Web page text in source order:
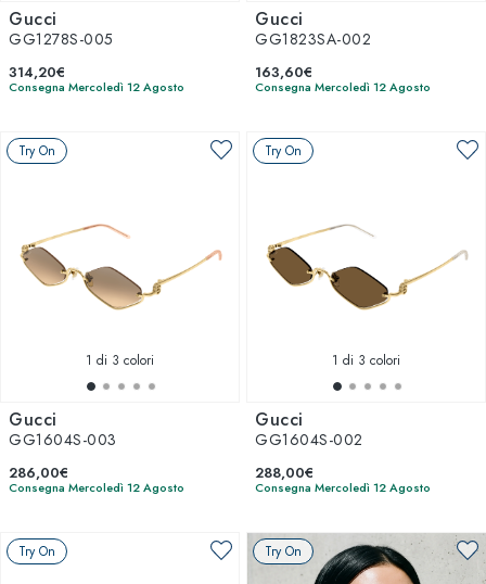
Gucci
GG1278S-005
314,20€
Consegna Mercoledì 12 Agosto
Gucci
GG1823SA-002
163,60€
Consegna Mercoledì 12 Agosto
Try On
1 di 3 colori
Gucci
GG1604S-003
286,00€
Consegna Mercoledì 12 Agosto
Try On
1 di 3 colori
Gucci
GG1604S-002
288,00€
Consegna Mercoledì 12 Agosto
Try On Try On